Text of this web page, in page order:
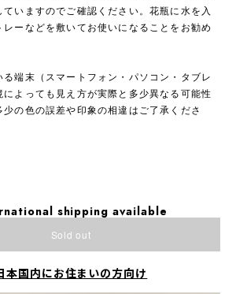
ていますのでご確認ください。花瓶に水を入
レーなどを敷いてお使いになることをお勧め
端末（スマートフォン・パソコン・タブレ
によっても見え方が実際と多少異なる可能性
少の色の誤差や印象の相違はご了承くださ
shipping available
Sold out
本国内にお住まいの方向け